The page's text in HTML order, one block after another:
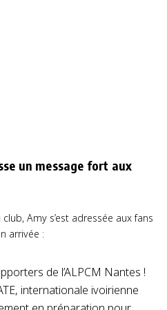
un message fort aux
Amy s’est adressée aux fans
arrivée :
de l’ALPCM Nantes !
internationale ivoirienne